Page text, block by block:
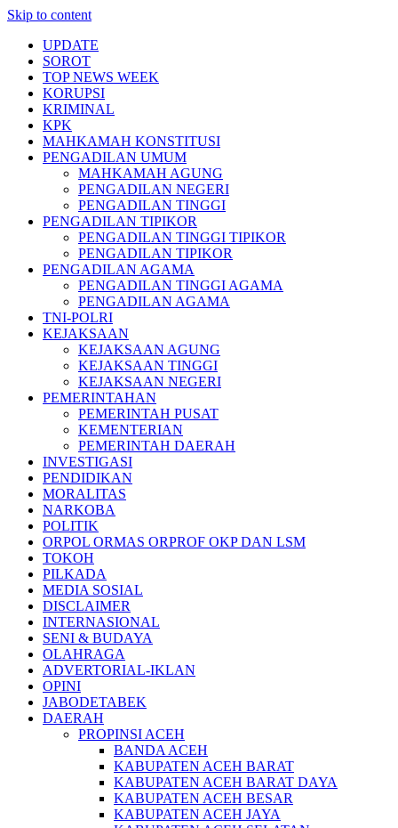
Skip to content
UPDATE
SOROT
TOP NEWS WEEK
KORUPSI
KRIMINAL
KPK
MAHKAMAH KONSTITUSI
PENGADILAN UMUM
MAHKAMAH AGUNG
PENGADILAN NEGERI
PENGADILAN TINGGI
PENGADILAN TIPIKOR
PENGADILAN TINGGI TIPIKOR
PENGADILAN TIPIKOR
PENGADILAN AGAMA
PENGADILAN TINGGI AGAMA
PENGADILAN AGAMA
TNI-POLRI
KEJAKSAAN
KEJAKSAAN AGUNG
KEJAKSAAN TINGGI
KEJAKSAAN NEGERI
PEMERINTAHAN
PEMERINTAH PUSAT
KEMENTERIAN
PEMERINTAH DAERAH
INVESTIGASI
PENDIDIKAN
MORALITAS
NARKOBA
POLITIK
ORPOL ORMAS ORPROF OKP DAN LSM
TOKOH
PILKADA
MEDIA SOSIAL
DISCLAIMER
INTERNASIONAL
SENI & BUDAYA
OLAHRAGA
ADVERTORIAL-IKLAN
OPINI
JABODETABEK
DAERAH
PROPINSI ACEH
BANDA ACEH
KABUPATEN ACEH BARAT
KABUPATEN ACEH BARAT DAYA
KABUPATEN ACEH BESAR
KABUPATEN ACEH JAYA